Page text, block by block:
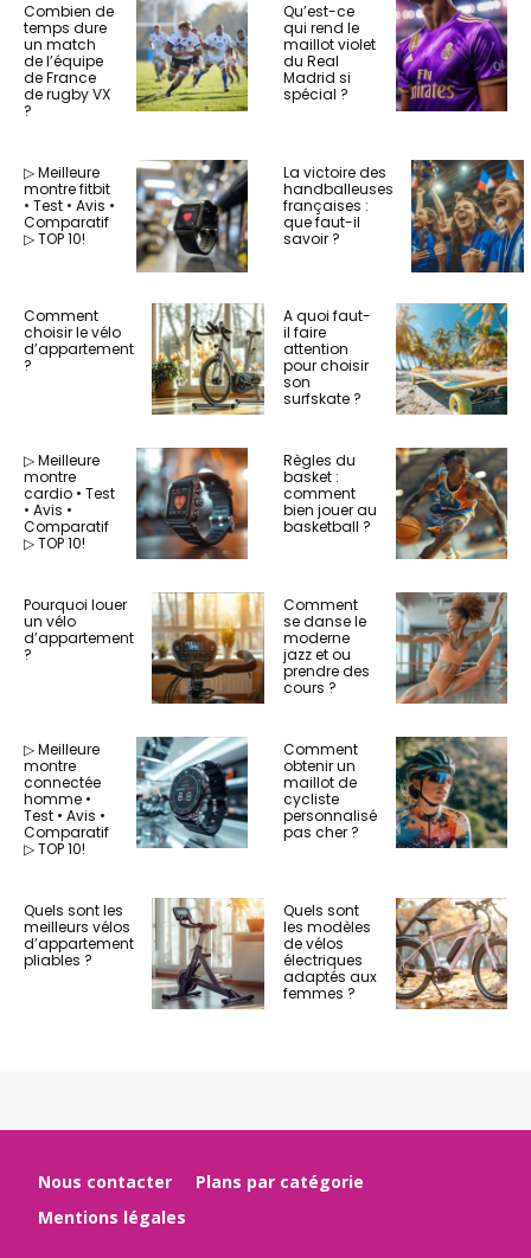
Combien de
temps dure
un match
de l’équipe
de France
de rugby VX
?
Qu’est-ce
qui rend le
maillot violet
du Real
Madrid si
spécial ?
▷ Meilleure
montre fitbit
• Test • Avis •
Comparatif
▷ TOP 10!
La victoire des
handballeuses
françaises :
que faut-il
savoir ?
Comment
choisir le vélo
d’appartement
?
A quoi faut-
il faire
attention
pour choisir
son
surfskate ?
▷ Meilleure
montre
cardio • Test
• Avis •
Comparatif
▷ TOP 10!
Règles du
basket :
comment
bien jouer au
basketball ?
Pourquoi louer
un vélo
d’appartement
?
Comment
se danse le
moderne
jazz et ou
prendre des
cours ?
▷ Meilleure
montre
connectée
homme •
Test • Avis •
Comparatif
▷ TOP 10!
Comment
obtenir un
maillot de
cycliste
personnalisé
pas cher ?
Quels sont les
meilleurs vélos
d’appartement
pliables ?
Quels sont
les modèles
de vélos
électriques
adaptés aux
femmes ?
Nous contacter
Plans par catégorie
Mentions légales